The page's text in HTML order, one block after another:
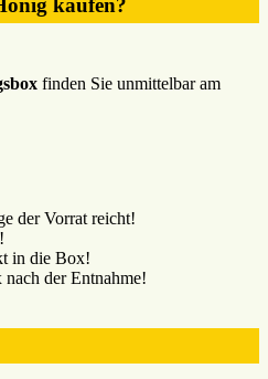
kaufen?
finden Sie unmittelbar am
der Vorrat reicht!
in die Box!
der Entnahme!